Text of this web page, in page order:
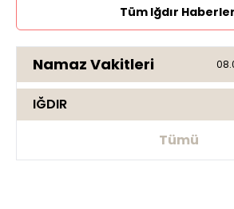
Tüm Iğdır
Namaz Vakitleri
IĞDIR
Tümü